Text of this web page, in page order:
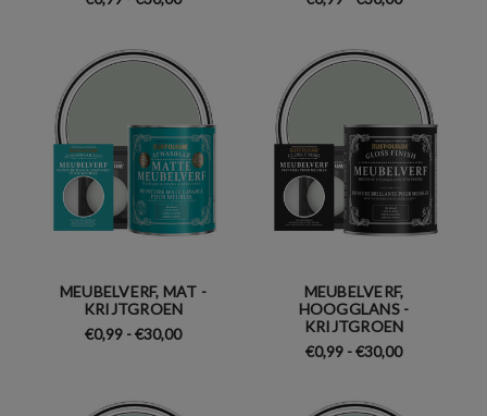
MEUBELVERF, MAT -
KRIJTGROEN
€0,99 - €30,00
MEUBELVERF,
HOOGGLANS -
KRIJTGROEN
€0,99 - €30,00